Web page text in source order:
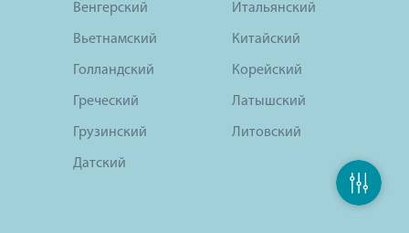
Венгерский
Вьетнамский
Голландский
Греческий
Грузинский
Датский
Итальянский
Китайский
Корейский
Латышский
Литовский